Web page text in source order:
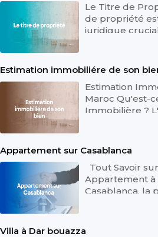
Le Titre de
de propriété
juridique
Estimation immobiliére de son
Estimation
Maroc Qu'est-
Immobilière ?
Appartement sur Casablanca
Tout Savoir
Appartement à
Casablanca, la
Villa à Dar bouazza